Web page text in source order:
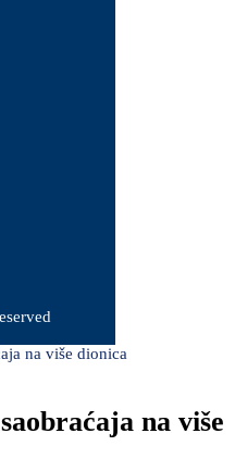
na više dionica
na više